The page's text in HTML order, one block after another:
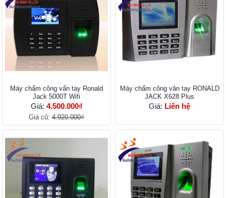
Máy chấm công vấn tay Ronald
Jack 5000T Wifi
Giá: 4.500.000₫
Giá cũ: 4.920.000₫
Máy chấm công vân tay RONALD
JACK X628 Plus
Giá: Liên hệ